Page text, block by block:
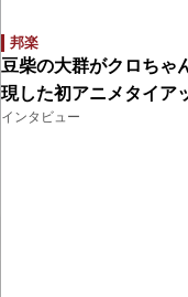
邦楽
豆柴の大群がクロち
現した初アニメタイア
インタビュー